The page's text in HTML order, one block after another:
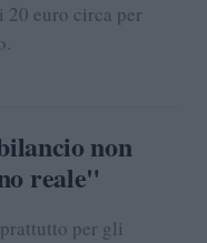
euro circa per
non
reale"
per gli